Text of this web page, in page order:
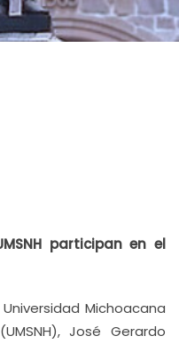
participan en el
Michoacana
José Gerardo